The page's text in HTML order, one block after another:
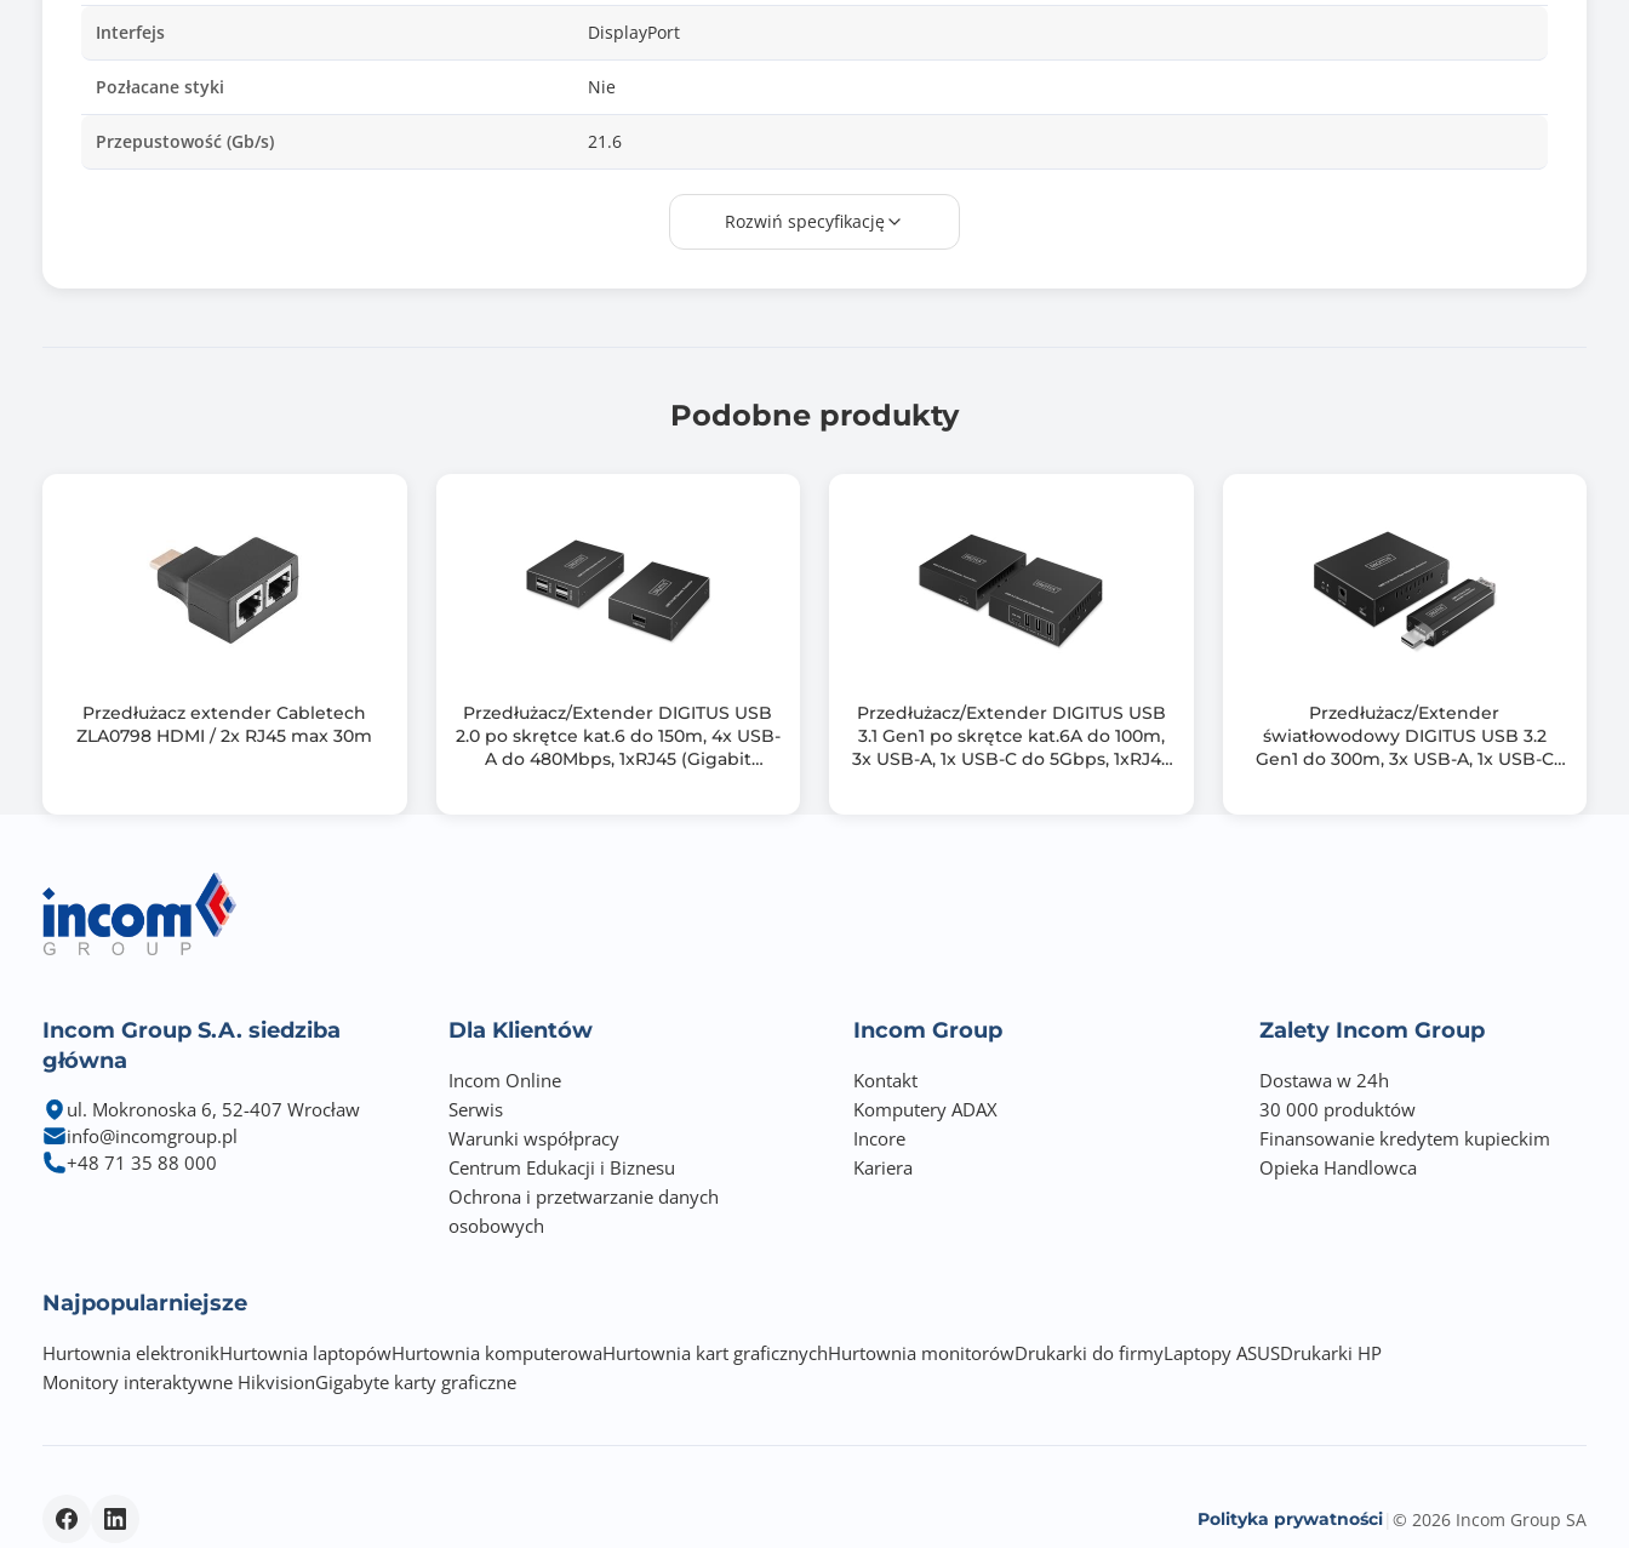
Interfejs DisplayPort
Pozłacane styki Nie
Przepustowość (Gb/s) 21.6
Przedłuża sygnał DisplayPort na odległość do 20m
Rozdzielczość wideo do 4K (3840 x 2160) przy 60Hz
Przedłużenie sygnału o: 15m @WQXGA (2560x1600)
Opcjonalne zasilanie przez USB
Kompatybilność ze wszystkimi wersjami DisplayPort
Wbudowany wskaźnik aktywności LED
Nie trzeba instalować żadnego oprogramowania lub sterowników
Metalowa obudowa zapewniająca optymalne ekranowanie
Rozwiń specyfikację
Podobne produkty
Przedłużacz extender Cabletech
ZLA0798 HDMI / 2x RJ45 max 30m
Przedłużacz/Extender DIGITUS USB
2.0 po skrętce kat.6 do 150m, 4x USB-
A do 480Mbps, 1xRJ45 (Gigabit
Przedłużacz/Extender DIGITUS USB
3.1 Gen1 po skrętce kat.6A do 100m,
3x USB-A, 1x USB-C do 5Gbps, 1xRJ45
Przedłużacz/Extender
światłowodowy DIGITUS USB 3.2
Gen1 do 300m, 3x USB-A, 1x USB-C
Incom Group S.A. siedziba
główna
ul. Mokronoska 6, 52-407 Wrocław
info@incomgroup.pl
+48 71 35 88 000
Dla Klientów
Incom Online
Serwis
Warunki współpracy
Centrum Edukacji i Biznesu
Ochrona i przetwarzanie danych
osobowych
Incom Group
Kontakt
Komputery ADAX
Incore
Kariera
Zalety Incom Group
Dostawa w 24h
30 000 produktów
Finansowanie kredytem kupieckim
Opieka Handlowca
Najpopularniejsze
Hurtownia elektronikHurtownia laptopówHurtownia komputerowaHurtownia kart graficznychHurtownia monitorówDrukarki do firmyLaptopy ASUSDrukarki HP
Monitory interaktywne HikvisionGigabyte karty graficzne
Polityka prywatności © 2026 Incom Group SA